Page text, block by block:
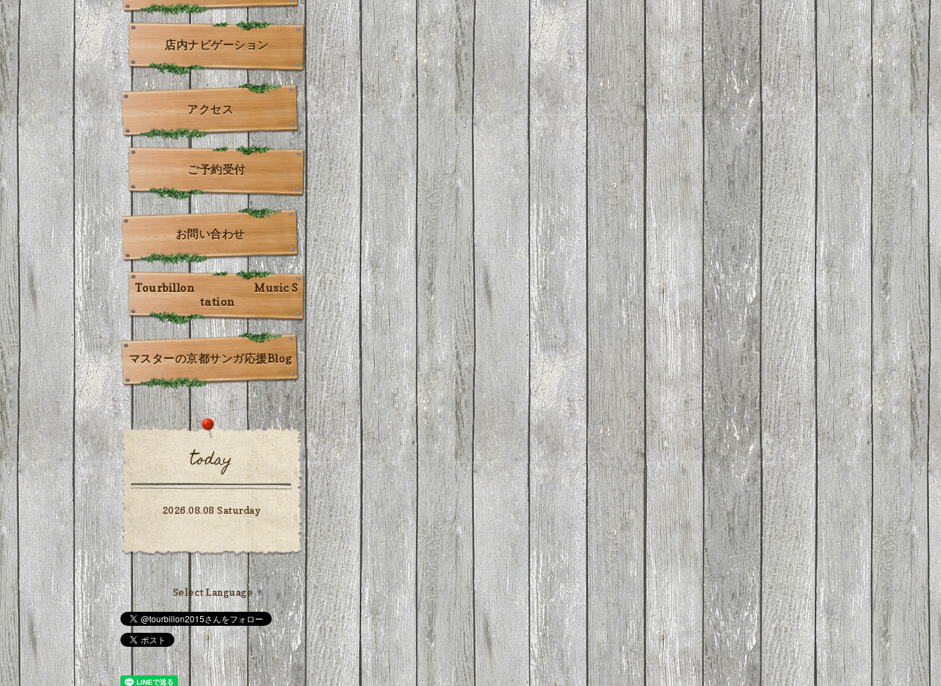
店内ナビゲーション
アクセス
ご予約受付
お問い合わせ
Tourbillon Music S
tation
マスターの京都サンガ応援Blog
today
2026.08.08 Saturday
Select Language▼